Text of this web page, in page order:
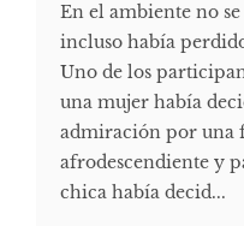
En el ambiente no
incluso había
Uno de los
una mujer había
admiración por una
afrodescendiente y
chica había decid...